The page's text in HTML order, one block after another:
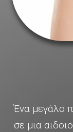
Ένα μεγάλο
σε μια